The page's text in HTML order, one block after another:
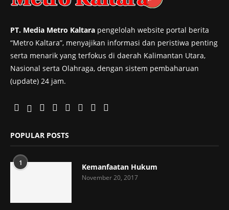
PT. Media Metro Kaltara pengelolah website portal berita
“Metro Kaltara”, menyajikan informasi dan peristiwa penting
serta menarik yang terfokus di daerah Kalimantan Utara,
Nasional serta Olahraga, dengan sistem pembaharuan
(update) 24 jam.
POPULAR POSTS
1 Kemanfaatan Hukum
November 20, 2017